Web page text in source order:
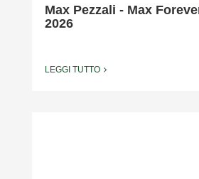
Max Pezzali - Max
2026
LEGGI TUTTO